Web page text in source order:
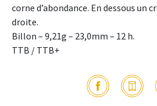
corne d’abondance. En dessous un
droite.
Billon – 9,21g – 23,0mm – 12 h.
TTB / TTB+